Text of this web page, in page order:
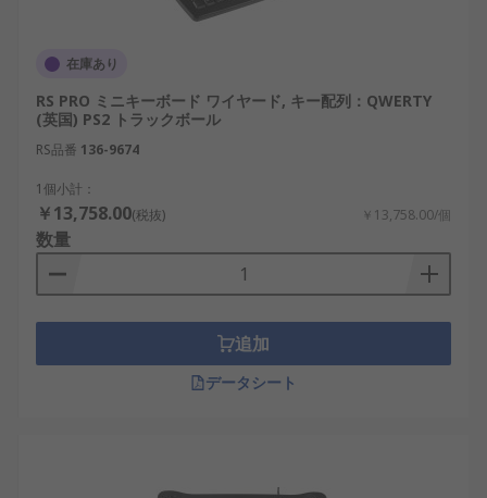
にすることで、適切なタイプを選びやすくなりま
や限られた作業スペースに適しています。
USBキーボード
QWERTYキーボード
：英語配列として広く使
用され、国際的な標準配列です。
AZERTYキーボード
：特定地域向け配列で、入
力言語に最適化されています。
：耐久性と信頼性を重視
し、工場や物流設備で使用されます。
医療用キーボード：防水防菌性に配慮し、医
在庫あり
RS PRO ミニキーボード ワイヤード, キー配列：QWERTY
(英国) PS2 トラックボール
RS品番 136-9674
1個小計：
￥13,758.00(税抜) ￥13,758.00/個
数量
追加
データシート